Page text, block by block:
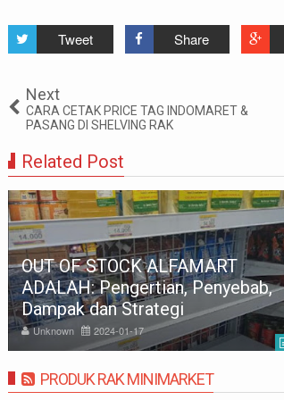
Tweet
Share
Next
CARA CETAK PRICE TAG INDOMARET &
PASANG DI SHELVING RAK
Related Post
OUT OF STOCK ALFAMART
ADALAH: Pengertian, Penyebab,
Dampak dan Strategi
Unknown 2024-01-17
PRODUK RAK MINIMARKET